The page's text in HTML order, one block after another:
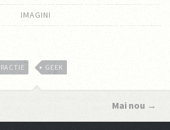
IMAGINI
GEEK
Mai nou →